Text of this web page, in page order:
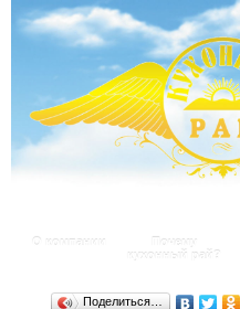
О компании
Почему
кухонный рай?
Поделиться…